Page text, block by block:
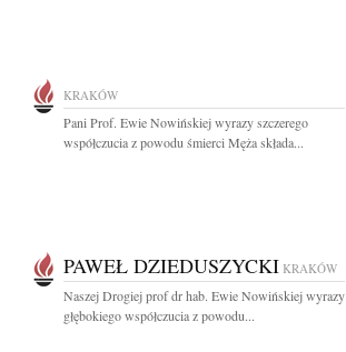
KRAKÓW
Pani Prof. Ewie Nowińskiej wyrazy szczerego
współczucia z powodu śmierci Męża składa...
PAWEŁ DZIEDUSZYCKI KRAKÓW
Naszej Drogiej prof dr hab. Ewie Nowińskiej wyrazy
głębokiego współczucia z powodu...